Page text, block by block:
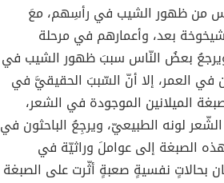
من ظهور الشيب في رأسِهم، معَ
بعد، وأعمارهم في مرحلة
ويرجعُ بعضُ النّاس سببَ ظهور الشيب في
في العمر، إلا أنّ السّببَ الحقيقيَّ في
الميلانين الموجودة في الشعر،
لونه الطبيعيّ، ويرجِعُ الباحثون في
الصبغة إلى عواملَ وراثيّة في
بحالاتٍ نفسيةٍ صعبةٍ أثّرت على الصبغة